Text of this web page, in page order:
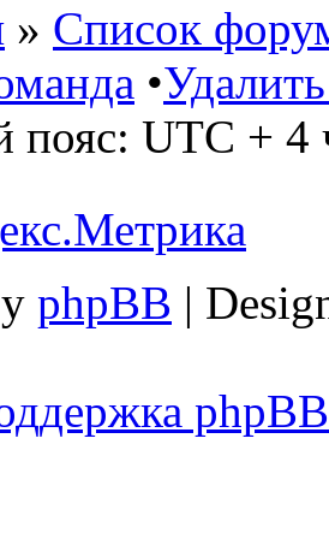
» Список
•
пояс: UTC + 4
phpBB |
phpBB